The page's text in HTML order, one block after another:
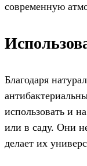
современную
Благодаря
использовать и
или в саду. Они
делает их